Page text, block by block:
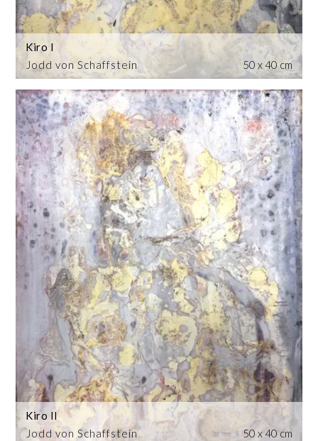
Jodd von Schaffstein
Kiro I
50 x 40 cm
Jodd von Schaffstein
Kiro II
50 x 40 cm